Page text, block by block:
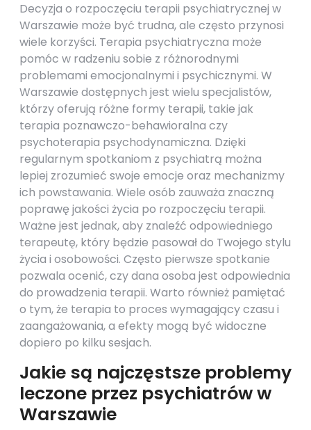
Decyzja o rozpoczęciu terapii psychiatrycznej w
Warszawie może być trudna, ale często przynosi
wiele korzyści. Terapia psychiatryczna może
pomóc w radzeniu sobie z różnorodnymi
problemami emocjonalnymi i psychicznymi. W
Warszawie dostępnych jest wielu specjalistów,
którzy oferują różne formy terapii, takie jak
terapia poznawczo-behawioralna czy
psychoterapia psychodynamiczna. Dzięki
regularnym spotkaniom z psychiatrą można
lepiej zrozumieć swoje emocje oraz mechanizmy
ich powstawania. Wiele osób zauważa znaczną
poprawę jakości życia po rozpoczęciu terapii.
Ważne jest jednak, aby znaleźć odpowiedniego
terapeutę, który będzie pasował do Twojego stylu
życia i osobowości. Często pierwsze spotkanie
pozwala ocenić, czy dana osoba jest odpowiednia
do prowadzenia terapii. Warto również pamiętać
o tym, że terapia to proces wymagający czasu i
zaangażowania, a efekty mogą być widoczne
dopiero po kilku sesjach.
Jakie są najczęstsze problemy
leczone przez psychiatrów w
Warszawie